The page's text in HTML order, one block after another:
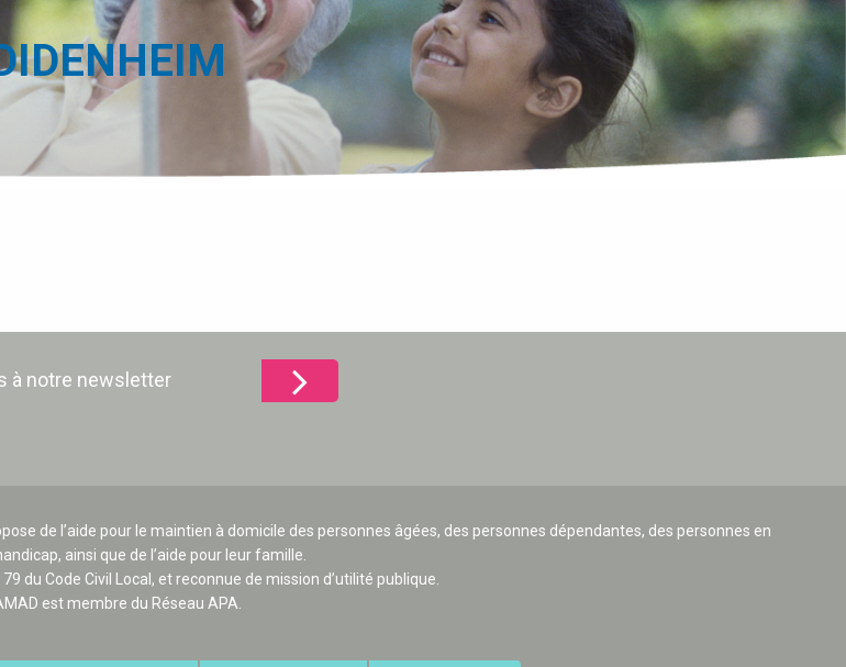
à notre newsletter
de l’aide pour le maintien à domicile des personnes âgées, des personnes dépendantes, des personnes en
ainsi que de l’aide pour leur famille.
du Code Civil Local, et reconnue de mission d’utilité publique.
est membre du Réseau APA.